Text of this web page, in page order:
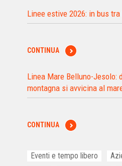
Linee estive 2026: in bus
CONTINUA
Linea Mare Belluno-Jesolo:
montagna si avvicina al
CONTINUA
Eventi e tempo libero